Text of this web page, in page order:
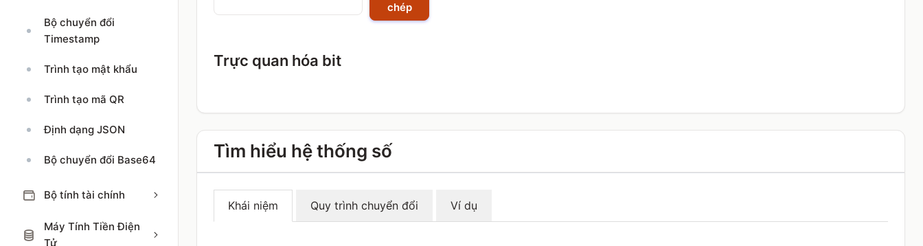
Bộ chuyển đổi
Timestamp
Trình tạo mật khẩu
Trình tạo mã QR
Định dạng JSON
Bộ chuyển đổi Base64
Bộ tính tài chính
Máy Tính Tiền Điện
Tử
chép
Trực quan hóa bit
Tìm hiểu hệ thống số
Khái niệm Quy trình chuyển đổi Ví dụ